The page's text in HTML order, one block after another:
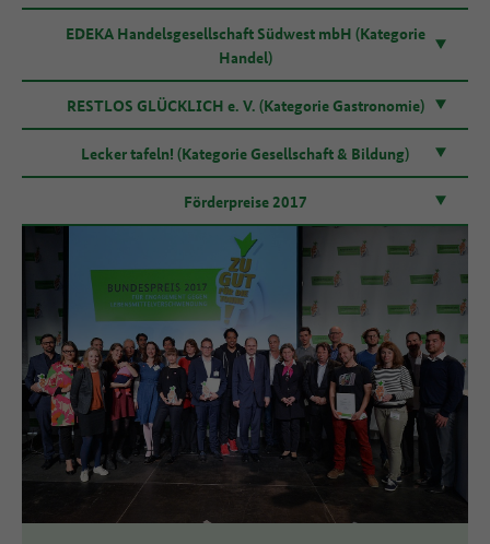
EDEKA Handelsgesellschaft Südwest mbH (Kategorie
Handel)
RESTLOS GLÜCKLICH e. V. (Kategorie Gastronomie)
Lecker tafeln! (Kategorie Gesellschaft & Bildung)
Förderpreise 2017